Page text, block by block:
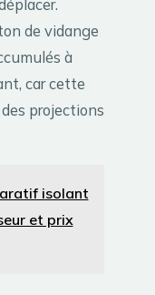
de vidange
à
car cette
projections
isolant
et prix